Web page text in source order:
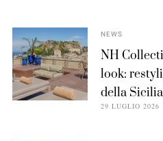
NEWS
NH
look:
della Sicilia
29 LUGLIO 2026